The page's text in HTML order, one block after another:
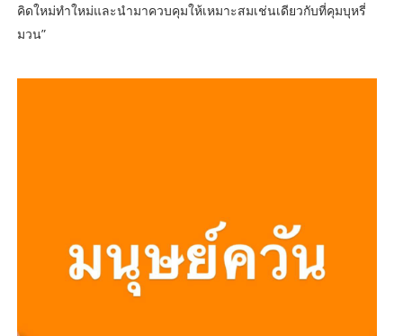
คิดใหม่ทำใหม่และนำมาควบคุมให้เหมาะสมเช่นเดียวกับที่คุมบุหรี่
มวน”